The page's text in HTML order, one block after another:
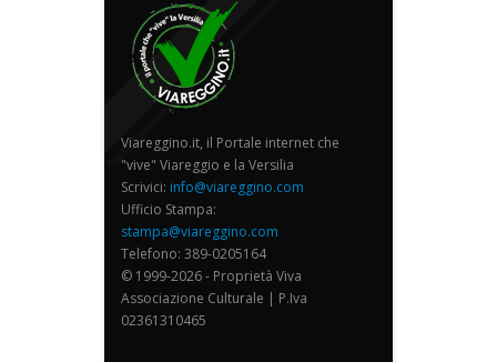
Viareggino.it, il Portale internet che
"vive" Viareggio e la Versilia
Scrivici: info@viareggino.com
Ufficio Stampa:
stampa@viareggino.com
Telefono: 389-0205164
© 1999-2026 - Proprietà Viva
Associazione Culturale | P.Iva
02361310465